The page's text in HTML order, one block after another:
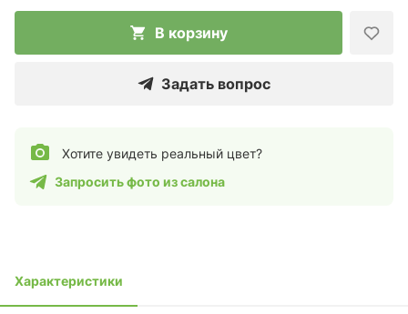
В корзину
Задать вопрос
Хотите увидеть реальный цвет?
Запросить фото из салона
Характеристики